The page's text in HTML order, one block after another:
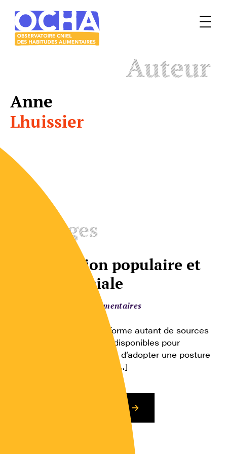
Menu
Auteur
Anne
Lhuissier
Ouvrages
Alimentation populaire et
réforme sociale
Comportements alimentaires
L’alimentation populaire forme autant de sources
documentaires primaires disponibles pour
l’interprétation, à condition d’adopter une posture
de recherche critique. En […]